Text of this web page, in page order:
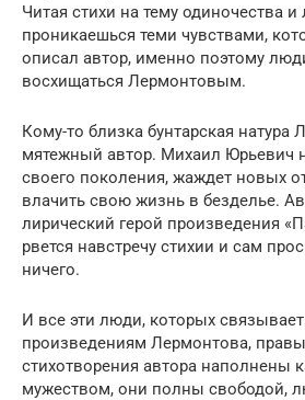
Читая стихи на тему одиночества
проникаешься теми чувствами,
описал автор, именно поэтому
восхищаться Лермонтовым.
Кому-то близка бунтарская натура
мятежный автор. Михаил Юрьевич
своего поколения, жаждет новых
влачить свою жизнь в безделье.
лирический герой произведения
рвется навстречу стихии и сам
ничего.
И все эти люди, которых
произведениям Лермонтова,
стихотворения автора наполнены
мужеством, они полны свободой,